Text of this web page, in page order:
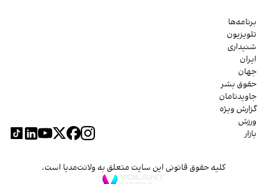
برنامه‌ها
تلویزیون
شنیداری
ایران
جهان
حقوق بشر
جاویدنامان
گزارش ویژه
ورزش
بازار
کلیه حقوق قانونی این سایت متعلق به ولانت‌مدیا است.